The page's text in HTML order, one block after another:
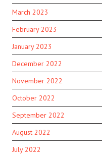
March 2023
February 2023
January 2023
December 2022
November 2022
October 2022
September 2022
August 2022
July 2022